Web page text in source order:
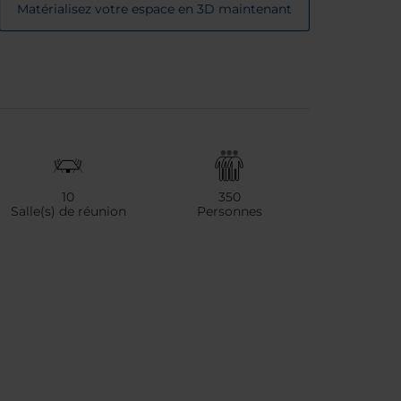
Matérialisez votre espace en 3D maintenant
10
Salle(s) de réunion
350
Personnes